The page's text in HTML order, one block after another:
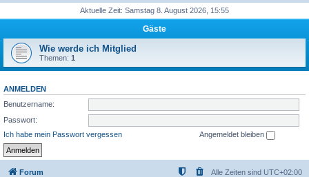
Aktuelle Zeit: Samstag 8. August 2026, 15:55
Gäste
Wie werde ich Mitglied
Themen: 1
ANMELDEN
Benutzername:
Passwort:
Ich habe mein Passwort vergessen
Angemeldet bleiben
Forum Alle Zeiten sind UTC+02:00